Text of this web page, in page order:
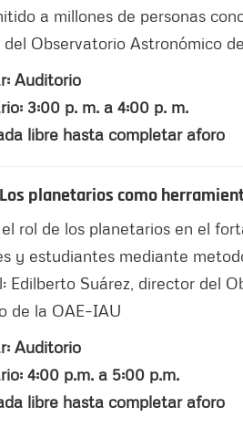
a millones de personas
Observatorio Astronómico
Auditorio
3:00 p. m. a 4:00 p. m.
libre hasta completar aforo
planetarios como
el rol de los planetarios en el
y estudiantes mediante
Edilberto Suárez, director del
de la OAE–IAU
Auditorio
4:00 p.m. a 5:00 p.m.
libre hasta completar aforo